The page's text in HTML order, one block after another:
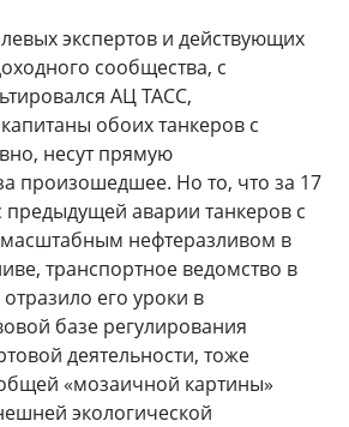
экспертов и действующих
сообщества, с
АЦ ТАСС,
обоих танкеров с
несут прямую
произошедшее. Но то, что за 17
аварии танкеров с
нефтеразливом в
транспортное ведомство в
его уроки в
базе регулирования
деятельности, тоже
«мозаичной картины»
экологической